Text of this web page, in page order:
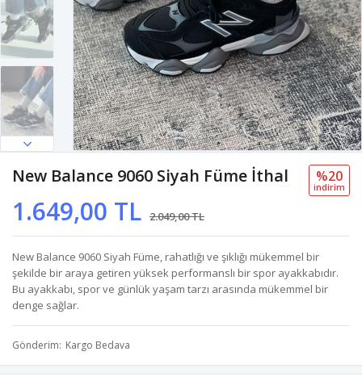
New Balance 9060 Siyah Füme İthal
1.649,00 TL 2.049,00 TL
%20
i̇ndi̇ri̇m
New Balance 9060 Siyah Füme, rahatlığı ve şıklığı mükemmel bir
şekilde bir araya getiren yüksek performanslı bir spor ayakkabıdır.
Bu ayakkabı, spor ve günlük yaşam tarzı arasında mükemmel bir
denge sağlar.
Gönderim Kargo Bedava